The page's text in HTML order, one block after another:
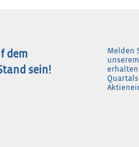
dem
sein!
Melden
erhalten